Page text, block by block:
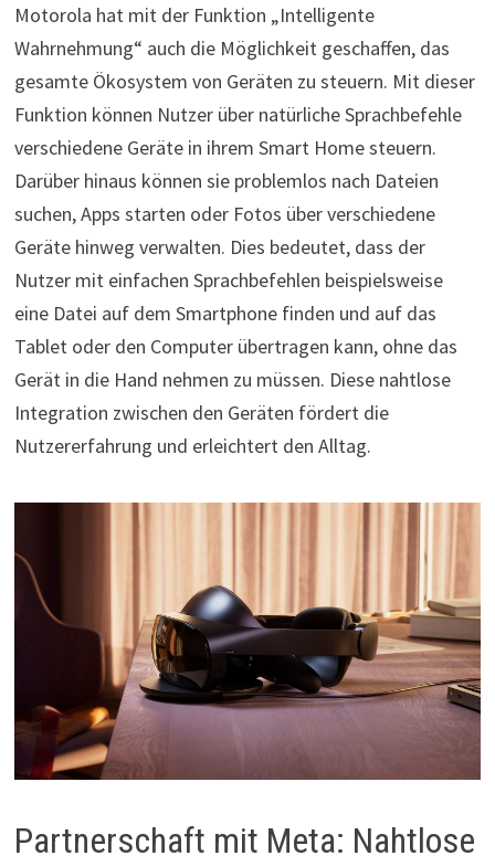
Motorola hat mit der Funktion „Intelligente
Wahrnehmung“ auch die Möglichkeit geschaffen, das
gesamte Ökosystem von Geräten zu steuern. Mit dieser
Funktion können Nutzer über natürliche Sprachbefehle
verschiedene Geräte in ihrem Smart Home steuern.
Darüber hinaus können sie problemlos nach Dateien
suchen, Apps starten oder Fotos über verschiedene
Geräte hinweg verwalten. Dies bedeutet, dass der
Nutzer mit einfachen Sprachbefehlen beispielsweise
eine Datei auf dem Smartphone finden und auf das
Tablet oder den Computer übertragen kann, ohne das
Gerät in die Hand nehmen zu müssen. Diese nahtlose
Integration zwischen den Geräten fördert die
Nutzererfahrung und erleichtert den Alltag.
Partnerschaft mit Meta: Nahtlose